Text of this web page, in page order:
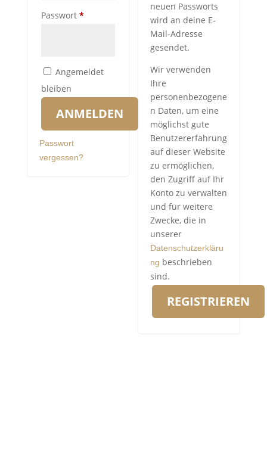
Passwort *Erforderlich
Angemeldet
bleiben
ANMELDEN
Passwort
vergessen?
neuen Passworts
wird an deine E-
Mail-Adresse
gesendet.
Wir verwenden
Ihre
personenbezogene
n Daten, um eine
möglichst gute
Benutzererfahrung
auf dieser Website
zu ermöglichen,
den Zugriff auf Ihr
Konto zu verwalten
und für weitere
Zwecke, die in
unserer
Datenschutzerkläru
ng beschrieben
sind.
REGISTRIEREN